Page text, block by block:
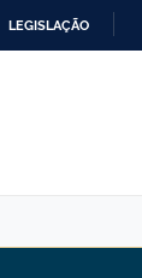
LEGISLAÇÃO